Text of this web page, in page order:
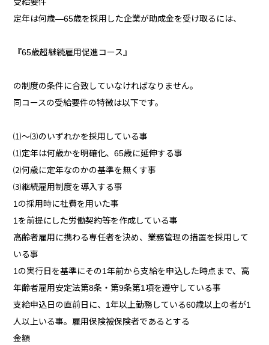
受給要件
定年は何歳―65歳を採用した企業が助成金を受け取るには、
『65歳超継続雇用促進コース』
の制度の条件に合致していなければなりません。
同コースの受給要件の特徴は以下です。
⑴～⑶のいずれかを採用している事
⑴定年は何歳かを明確化、65歳に延伸する事
⑵何歳に定年なのかの基準を無くす事
⑶継続雇用制度を導入する事
1の採用時に社費を用いた事
1を前提にした労働契約等を作成している事
高齢者雇用に携わる専任者を決め、業務管理の措置を採用して
いる事
1の実行日を基準にその1年前から支給を申込した時点まで、高
年齢者雇用安定法第8条・第9条第1項を遵守している事
支給申込日の直前日に、1年以上勤務している60歳以上の者が1
人以上いる事。雇用保険被保険者であるとする
金額